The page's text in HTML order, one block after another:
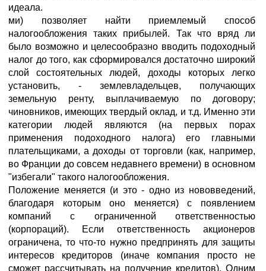
идеала.
ми) позволяет найти приемлемый способ
налогообложения таких прибылей. Так что вряд ли
было возможно и целесообразно вводить подоходный
налог до того, как сформировался достаточно широкий
слой состоятельных людей, доходы которых легко
установить, - землевладельцев, получающих
земельную ренту, выплачиваемую по договору;
чиновников, имеющих твердый оклад, и т.д. Именно эти
категории людей являются (на первых порах
применения подоходного налога) его главными
плательщиками, а доходы от торговли (как, например,
во Франции до совсем недавнего времени) в основном
"избегали" такого налогообложения.
Положение меняется (и это - одно из нововведений,
благодаря которым оно меняется) с появлением
компаний с ограниченной ответственностью
(корпораций). Если ответственность акционеров
ограничена, то что-то нужно предпринять для защиты
интересов кредиторов (иначе компания просто не
сможет рассчитывать на получение кредитов). Одним